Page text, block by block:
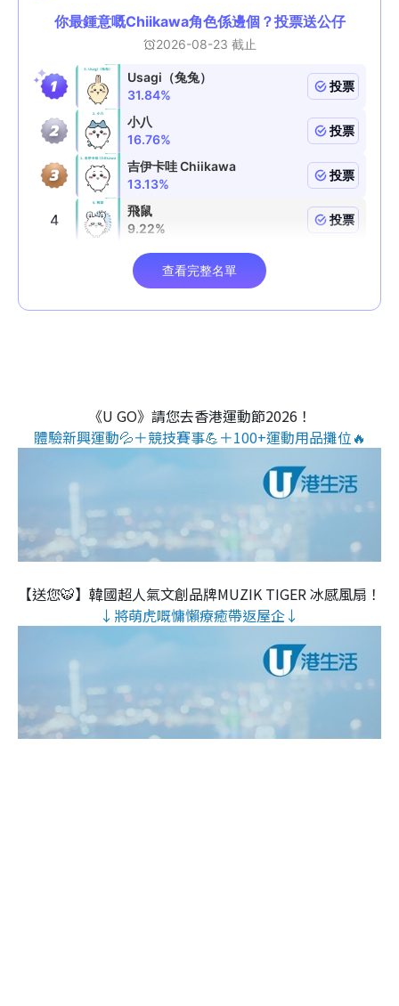
《U GO》請您去香港運動節2026！
體驗新興運動💦＋競技賽事💪＋100+運動用品攤位🔥
【送您🐯】韓國超人氣文創品牌MUZIK TIGER 冰感風扇！
↓將萌虎嘅慵懶療癒帶返屋企↓